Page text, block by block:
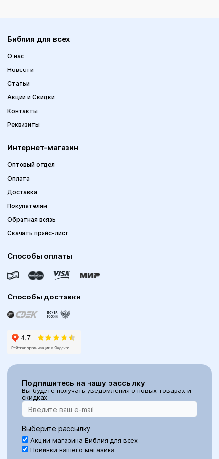
Библия для всех
О нас
Новости
Статьи
Акции и Скидки
Контакты
Реквизиты
Интернет-магазин
Оптовый отдел
Оплата
Доставка
Покупателям
Обратная всязь
Скачать прайс-лист
Способы оплаты
Способы доставки
Подпишитесь на нашу рассылку
Вы будете получать уведомления о новых товарах и
скидках
Выберите рассылку
Акции магазина Библия для всех
Новинки нашего магазина